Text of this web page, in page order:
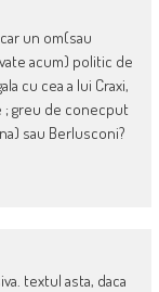
un om(sau
acum) politic de
cu cea a lui Craxi,
; greu de conecput
sau Berlusconi?
textul asta, daca